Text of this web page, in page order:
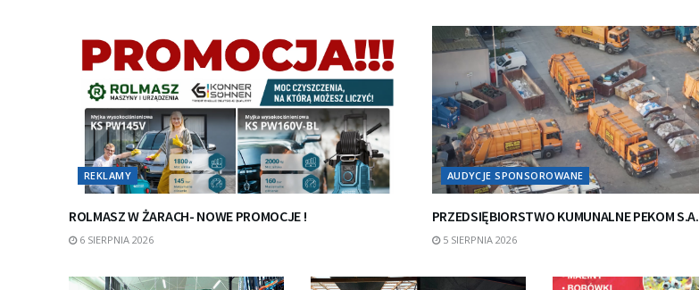
REKLAMY
ROLMASZ W ŻARACH- NOWE PROMOCJE !
6 SIERPNIA 2026
AUDYCJE SPONSOROWANE
PRZEDSIĘBIORSTWO KUMUNALNE PEKOM S.A.
5 SIERPNIA 2026